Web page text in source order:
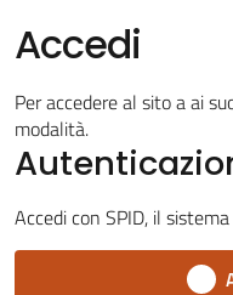
Servizi
Vivere
Dozza
Accedi
Per accedere al sito a ai
modalità.
Accedi con SPID, il